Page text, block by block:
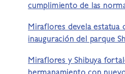
cumplimiento de las
Miraflores devela estatua
inauguración del parque
Miraflores y Shibuya